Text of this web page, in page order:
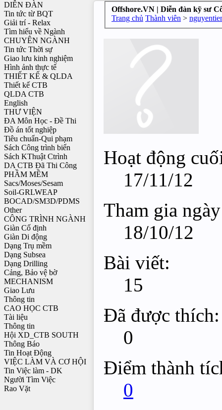
DIỄN ĐÀN
Tin tức từ BQT
Giải trí - Relax
Tìm hiểu về Ngành
CHUYÊN NGÀNH
Tin tức Thời sự
Giao lưu kinh nghiệm
Hình ảnh thực tế
THIẾT KẾ & QLDA
Thiết kế CTB
QLDA CTB
English
THƯ VIỆN
ĐA Môn Học - Đề Thi
Đồ án tốt nghiệp
Tiêu chuẩn-Qui phạm
Sách Công trình biển
Sách KThuật Ctrình
DA CTB Đã Thi Công
PHẦM MỀM
Sacs/Moses/Sesam
Soil-GRLWEAP
BOCAD/SM3D/PDMS
Other
CÔNG TRÌNH NGÀNH
Giàn Cố định
Giàn Di động
Dạng Trụ mềm
Dạng Subsea
Dạng Drilling
Cảng, Bảo vệ bờ
MECHANISM
Giao Lưu
Thông tin
CAO HỌC CTB
Tài liệu
Thông tin
Hội XD_CTB SOUTH
Thông Báo
Tin Hoạt Động
VIỆC LÀM VÀ CƠ HỘI
Tin Việc làm - DK
Người Tìm Việc
Rao Vặt
Offshore.VN | Diễn đàn kỹ sư
Trang chủ Thành viên >
Hoạt động
17/11/12
Tham gia
18/10/12
Bài viết:
15
Đã được thích:
0
Điểm thành
0